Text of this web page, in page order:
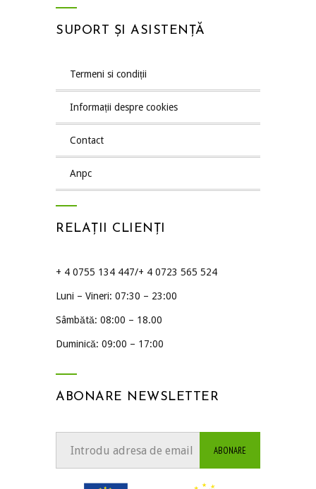
SUPORT ȘI ASISTENȚĂ
termeni si condiții
informații despre cookies
contact
anpc
RELAȚII CLIENȚI
+ 4 0755 134 447/+ 4 0723 565 524
Luni – Vineri: 07:30 – 23:00
Sâmbătă: 08:00 – 18.00
Duminică: 09:00 – 17:00
ABONARE NEWSLETTER